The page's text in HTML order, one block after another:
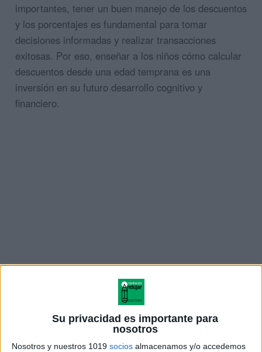
Su privacidad es importante para
nosotros
Nosotros y nuestros 1019 socios almacenamos y/o accedemos
importantes, tener un buen manejo de los descuentos
y los porcentajes es fundamental para tomar
decisiones informadas y realizar transacciones
exitosas. Por eso, enseñar a los niños cómo calcular
descuentos desde una edad temprana es una
inversión en su futuro desarrollo cognitivo y
financiero.
Resolver problemas de descuentos con porcentajes
requiere que los niños piensen críticamente y
desarrollen estrategias para encontrar la mejor